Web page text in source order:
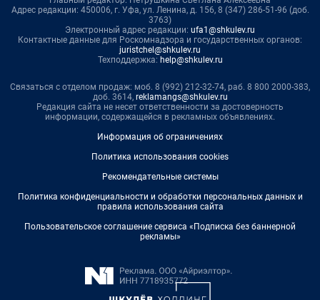
Адрес редакции: 450006, г. Уфа, ул. Ленина, д. 156, 8 (347) 286-51-96 (доб.
3763)
Электронный адрес редакции: ufa1@shkulev.ru
Контактные данные для Роскомнадзора и государственных органов:
juristchel@shkulev.ru
Техподдержка: help@shkulev.ru
Связаться с отделом продаж: моб. 8 (992) 212-32-74, раб. 8 800 2000-383,
доб. 3614, reklamangs@shkulev.ru
Редакция сайта не несет ответственности за достоверность
информации, содержащейся в рекламных объявлениях.
Информация об ограничениях
Политика использования cookies
Рекомендательные системы
Политика конфиденциальности и обработки персональных данных и
правила использования сайта
Пользовательское соглашение сервиса «Подписка без баннерной
рекламы»